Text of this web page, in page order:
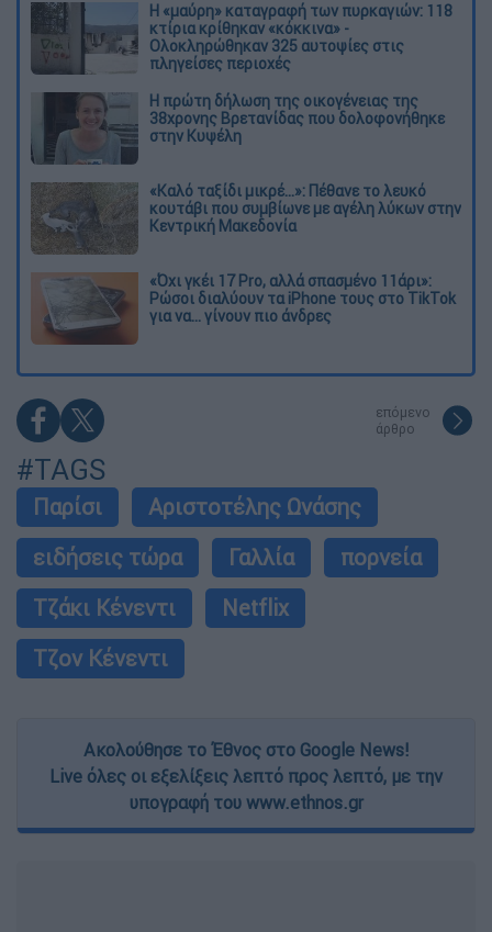
Η «μαύρη» καταγραφή των πυρκαγιών: 118
κτίρια κρίθηκαν «κόκκινα» -
Ολοκληρώθηκαν 325 αυτοψίες στις
πληγείσες περιοχές
Η πρώτη δήλωση της οικογένειας της
38χρονης Βρετανίδας που δολοφονήθηκε
στην Κυψέλη
«Καλό ταξίδι μικρέ...»: Πέθανε το λευκό
κουτάβι που συμβίωνε με αγέλη λύκων στην
Κεντρική Μακεδονία
«Όχι γκέι 17 Pro, αλλά σπασμένο 11άρι»:
Ρώσοι διαλύουν τα iPhone τους στο TikTok
για να... γίνουν πιο άνδρες
επόμενο
άρθρο
#TAGS
Παρίσι
Αριστοτέλης Ωνάσης
ειδήσεις τώρα
Γαλλία
πορνεία
Τζάκι Κένεντι
Netflix
Τζον Κένεντι
Ακολούθησε το Έθνος στο Google News!
Live όλες οι εξελίξεις λεπτό προς λεπτό, με την
υπογραφή του www.ethnos.gr